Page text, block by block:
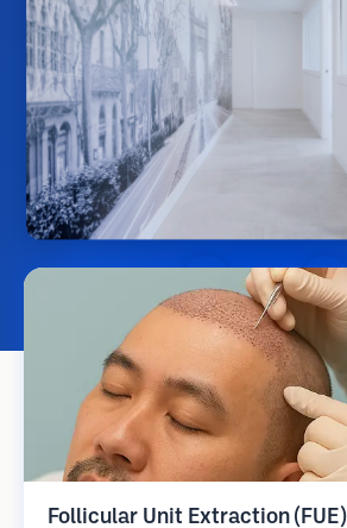
Follicular Unit Extraction (FUE)